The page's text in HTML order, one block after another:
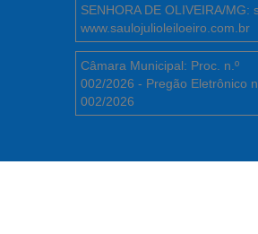
SENHORA DE OLIVEIRA/MG:
www.saulojulioleiloeiro.com.br
Câmara Municipal: Proc. n.º
002/2026 - Pregão Eletrônico
002/2026